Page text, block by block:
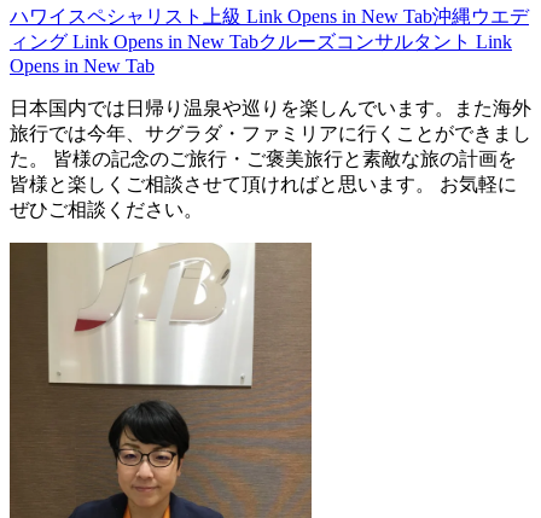
ハワイスペシャリスト上級 Link Opens in New Tab沖縄ウエデ
ィング Link Opens in New Tabクルーズコンサルタント Link
Opens in New Tab
日本国内では日帰り温泉や巡りを楽しんでいます。また海外
旅行では今年、サグラダ・ファミリアに行くことができまし
た。 皆様の記念のご旅行・ご褒美旅行と素敵な旅の計画を
皆様と楽しくご相談させて頂ければと思います。 お気軽に
ぜひご相談ください。